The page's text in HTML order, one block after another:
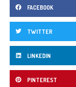
FACEBOOK
TWITTER
LINKEDIN
PINTEREST